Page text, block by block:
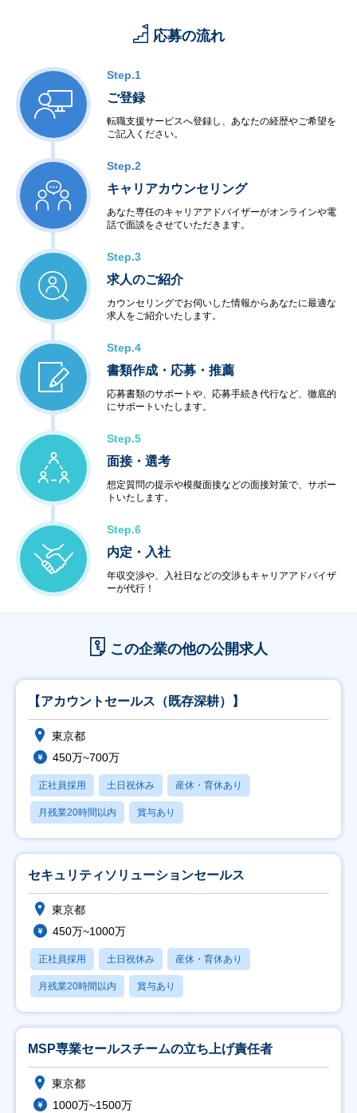
応募の流れ
Step.1
ご登録
転職支援サービスへ登録し、あなたの経歴やご希望を
ご記入ください。
Step.2
キャリアカウンセリング
あなた専任のキャリアアドバイザーがオンラインや電
話で面談をさせていただきます。
Step.3
求人のご紹介
カウンセリングでお伺いした情報からあなたに最適な
求人をご紹介いたします。
Step.4
書類作成・応募・推薦
応募書類のサポートや、応募手続き代行など、徹底的
にサポートいたします。
Step.5
面接・選考
想定質問の提示や模擬面接などの面接対策で、サポー
トいたします。
Step.6
内定・入社
年収交渉や、入社日などの交渉もキャリアアドバイザ
ーが代行！
この企業の他の公開求人
【アカウントセールス（既存深耕）】
東京都
450万~700万
正社員採用 土日祝休み 産休・育休あり
月残業20時間以内 賞与あり
セキュリティソリューションセールス
東京都
450万~1000万
正社員採用 土日祝休み 産休・育休あり
月残業20時間以内 賞与あり
MSP専業セールスチームの立ち上げ責任者
東京都
1000万~1500万